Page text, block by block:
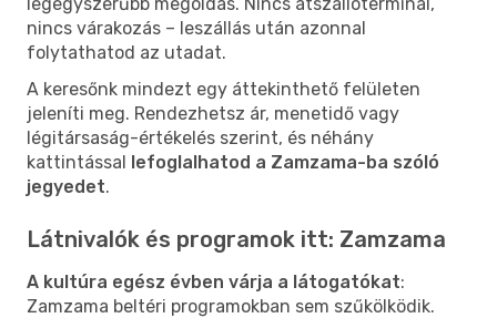
nincs várakozás – leszállás után azonnal
folytathatod az utadat.
A keresőnk mindezt egy áttekinthető felületen
jeleníti meg. Rendezhetsz ár, menetidő vagy
légitársaság-értékelés szerint, és néhány
kattintással lefoglalhatod a Zamzama-ba szóló
jegyedet.
Látnivalók és programok itt: Zamzama
A kultúra egész évben várja a látogatókat:
Zamzama beltéri programokban sem szűkölködik.